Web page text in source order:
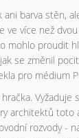
ani barva stěn,
ve více než
mohlo proudit
se změnil
pro médium
architektů toto
rozvody -